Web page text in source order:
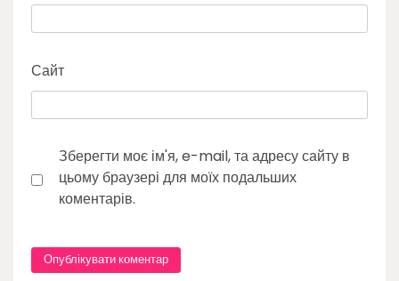
Сайт
Зберегти моє ім'я, e-mail, та адресу сайту в
цьому браузері для моїх подальших
коментарів.